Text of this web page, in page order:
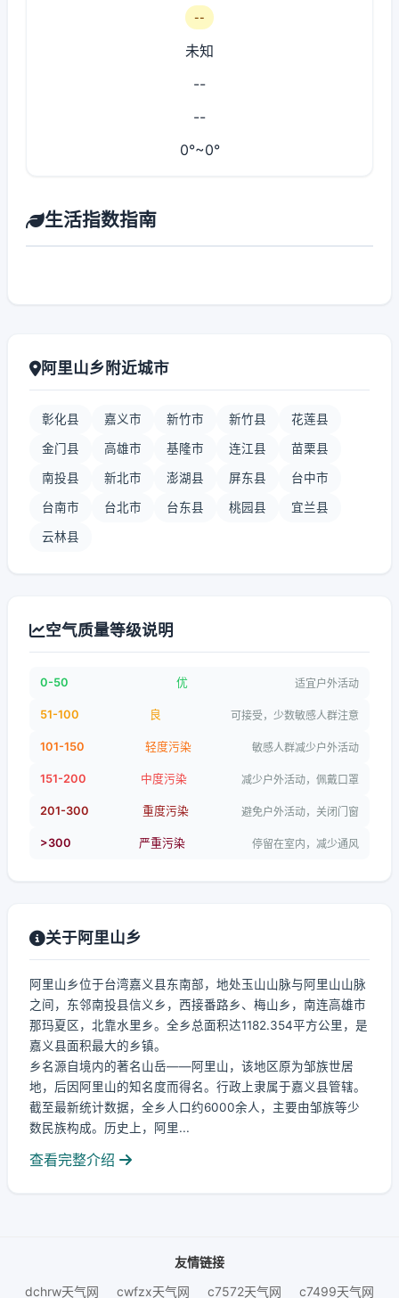
--
未知
--
--
0°~0°
生活指数指南
阿里山乡附近城市
彰化县 嘉义市 新竹市 新竹县 花莲县
金门县 高雄市 基隆市 连江县 苗栗县
南投县 新北市 澎湖县 屏东县 台中市
台南市 台北市 台东县 桃园县 宜兰县
云林县
空气质量等级说明
0-50 优 适宜户外活动
51-100 良 可接受，少数敏感人群注意
101-150 轻度污染 敏感人群减少户外活动
151-200 中度污染 减少户外活动，佩戴口罩
201-300 重度污染 避免户外活动，关闭门窗
>300 严重污染 停留在室内，减少通风
关于阿里山乡
阿里山乡位于台湾嘉义县东南部，地处玉山山脉与阿里山山脉
之间，东邻南投县信义乡，西接番路乡、梅山乡，南连高雄市
那玛夏区，北靠水里乡。全乡总面积达1182.354平方公里，是
嘉义县面积最大的乡镇。
乡名源自境内的著名山岳——阿里山，该地区原为邹族世居
地，后因阿里山的知名度而得名。行政上隶属于嘉义县管辖。
截至最新统计数据，全乡人口约6000余人，主要由邹族等少
数民族构成。历史上，阿里...
查看完整介绍
友情链接
dchrw天气网
cwfzx天气网 c7572天气网 c7499天气网